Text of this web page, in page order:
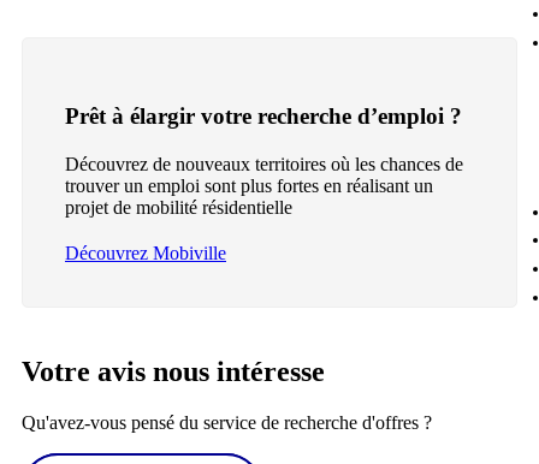
Prêt à élargir votre recherche d’emploi ?
Découvrez de nouveaux territoires où les chances de
trouver un emploi sont plus fortes en réalisant un
projet de mobilité résidentielle
Découvrez Mobiville
Votre avis nous intéresse
Qu'avez-vous pensé du service de recherche d'offres ?